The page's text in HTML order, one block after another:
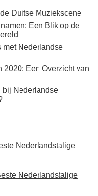
Duitse Muziekscene
Een Blik op de
met Nederlandse
2020: Een Overzicht van
bij Nederlandse
Nederlandstalige
Nederlandstalige